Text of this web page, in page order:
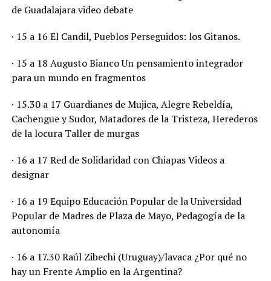
de Guadalajara video debate
· 15 a 16 El Candil, Pueblos Perseguidos: los Gitanos.
· 15 a 18 Augusto Bianco Un pensamiento integrador
para un mundo en fragmentos
· 15.30 a 17 Guardianes de Mujica, Alegre Rebeldía,
Cachengue y Sudor, Matadores de la Tristeza, Herederos
de la locura Taller de murgas
· 16 a 17 Red de Solidaridad con Chiapas Videos a
designar
· 16 a 19 Equipo Educación Popular de la Universidad
Popular de Madres de Plaza de Mayo, Pedagogía de la
autonomía
· 16 a 17.30 Raúl Zibechi (Uruguay)/lavaca ¿Por qué no
hay un Frente Amplio en la Argentina?